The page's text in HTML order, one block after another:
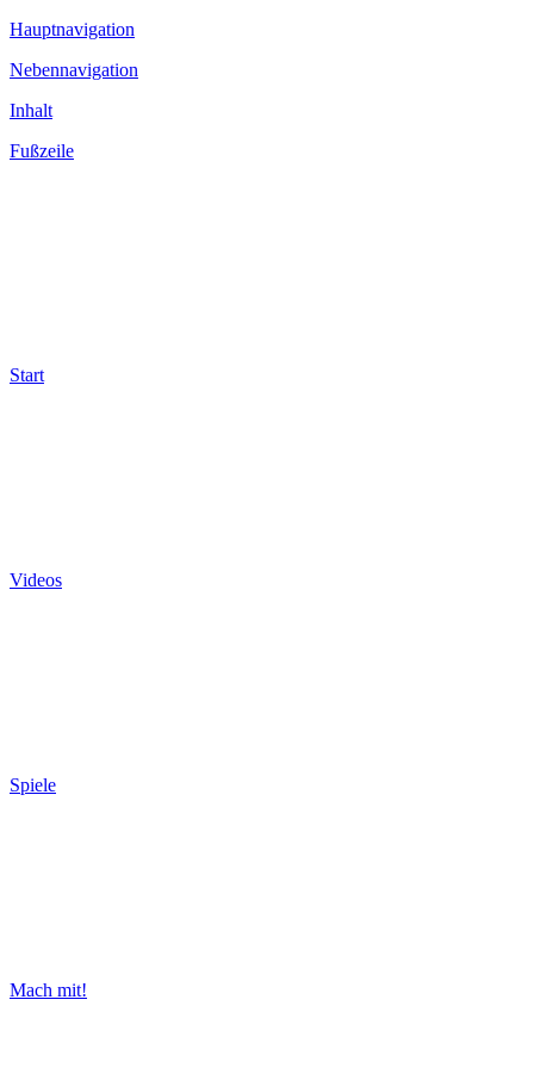
Hauptnavigation
Nebennavigation
Inhalt
Fußzeile
Start
Videos
Spiele
Mach mit!